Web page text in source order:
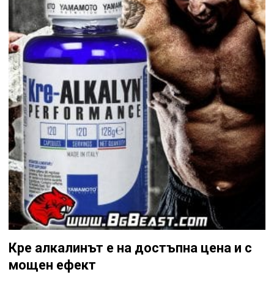
Кре алкалинът е на достъпна цена и с
мощен ефект